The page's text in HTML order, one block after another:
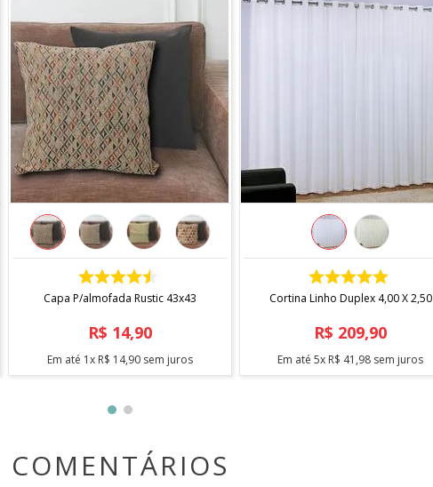
COMPRAR
Capa P/almofada Rustic 43x43
R$ 14,90
Em até 1x R$ 14,90 sem juros
COMPRAR
Cortina Linho Duplex 4,00 X 2,50
R$ 209,90
Em até5x R$ 41,98 sem juros
COMENTÁRIOS